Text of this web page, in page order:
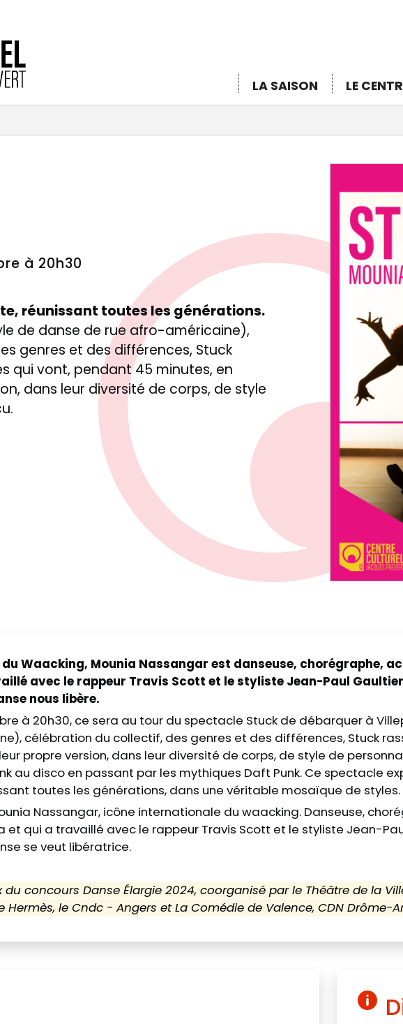
LA SAISON LE
à 20h30
réunissant toutes les générations.
de danse de rue afro-américaine),
genres et des différences, Stuck
qui vont, pendant 45 minutes, en
dans leur diversité de corps, de style
Waacking, Mounia Nassangar est danseuse, chorégraphe,
avec le rappeur Travis Scott et le styliste Jean-Paul
nous libère.
à 20h30, ce sera au tour du spectacle Stuck de débarquer à
célébration du collectif, des genres et des différences, Stuck
propre version, dans leur diversité de corps, de style de
au disco en passant par les mythiques Daft Punk. Ce spectacle
toutes les générations, dans une véritable mosaïque de styles.
Nassangar, icône internationale du waacking. Danseuse,
et qui a travaillé avec le rappeur Travis Scott et le styliste Jean-
se veut libératrice.
du concours Danse Élargie 2024, coorganisé par le Théâtre de la
Hermès, le Cndc - Angers et La Comédie de Valence, CDN Drôme-